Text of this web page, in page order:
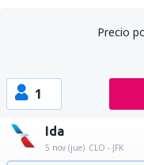
Precio
1
Ida
5 nov (jue) CLO - JFK